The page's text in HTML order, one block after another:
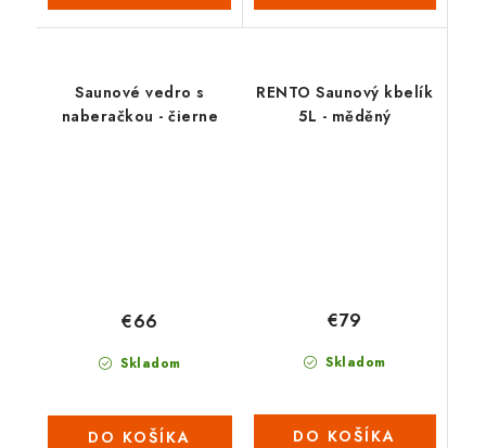
Saunové vedro s
naberačkou - čierne
Skladom
€66
DO KOŠÍKA
RENTO Saunový kbelík
5L - měděný
Skladom
€79
DO KOŠÍKA